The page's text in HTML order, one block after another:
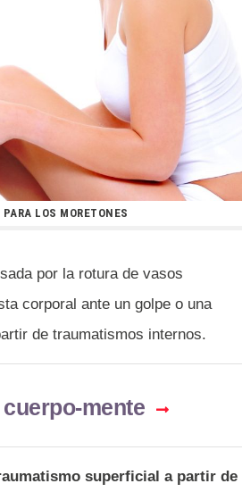
LOS MORETONES
por la rotura de vasos
corporal ante un golpe o una
de traumatismos internos.
mente
superficial a partir de